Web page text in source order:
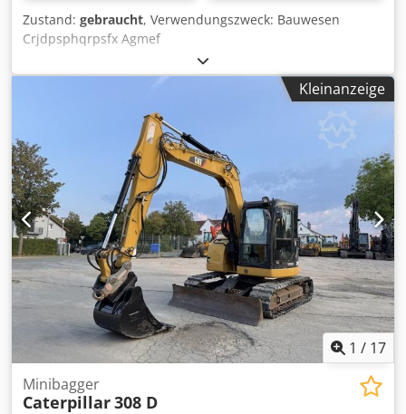
Zustand: gebraucht, Verwendungszweck: Bauwesen
Crjdpsphqrpsfx Agmef
Kleinanzeige
1 / 17
Minibagger
Caterpillar308 D